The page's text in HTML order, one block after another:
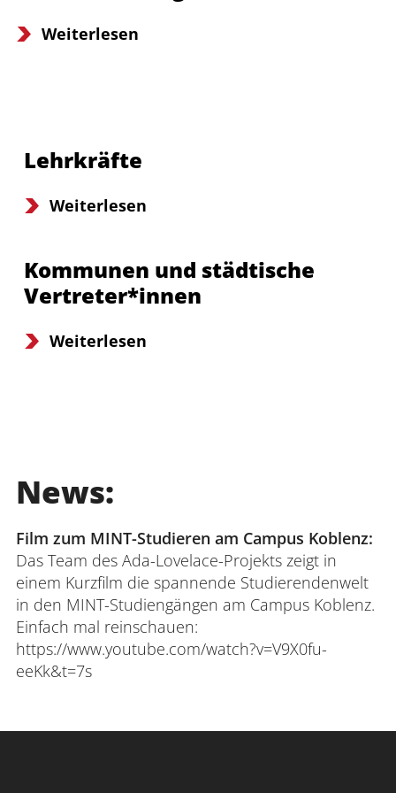
Weiterlesen
Lehrkräfte
Weiterlesen
Kommunen und städtische
Vertreter*innen
Weiterlesen
News:
Film zum MINT-Studieren am Campus Koblenz:
Das Team des Ada-Lovelace-Projekts zeigt in
einem Kurzfilm die spannende Studierendenwelt
in den MINT-Studiengängen am Campus Koblenz.
Einfach mal reinschauen:
https://www.youtube.com/watch?v=V9X0fu-
eeKk&t=7s